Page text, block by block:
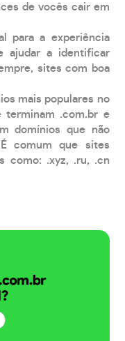
de vocês cair em
para a experiência
ajudar a identificar
sites com boa
mais populares no
terminam .com.br e
domínios que não
comum que sites
como: .xyz, .ru, .cn